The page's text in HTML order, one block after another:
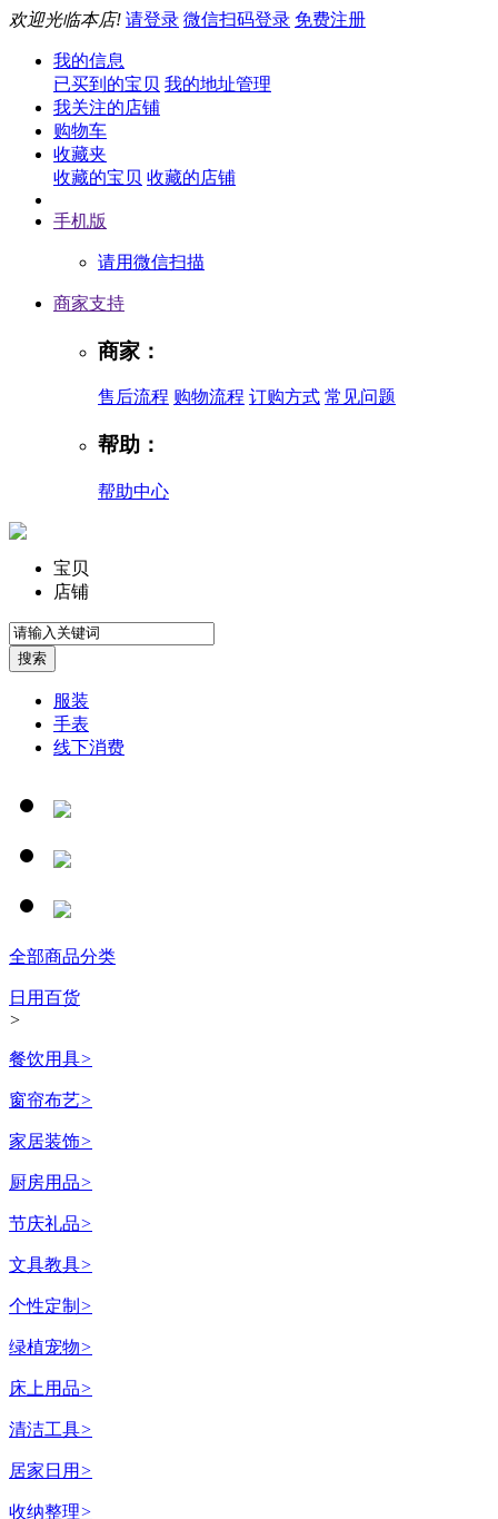
欢迎光临本店! 请登录 微信扫码登录 免费注册
我的信息
已买到的宝贝 我的地址管理
我关注的店铺
购物车
收藏夹
收藏的宝贝 收藏的店铺
手机版
请用微信扫描
商家支持
商家：
售后流程 购物流程 订购方式 常见问题
帮助：
帮助中心
宝贝
店铺
服装
手表
线下消费
全部商品分类
日用百货
>
餐饮用具>
窗帘布艺>
家居装饰>
厨房用品>
节庆礼品>
文具教具>
个性定制 >
绿植宠物>
床上用品>
清洁工具>
居家日用 >
收纳整理>